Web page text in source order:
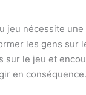
jeu nécessite
les gens sur
sur le jeu et
en conséquence.